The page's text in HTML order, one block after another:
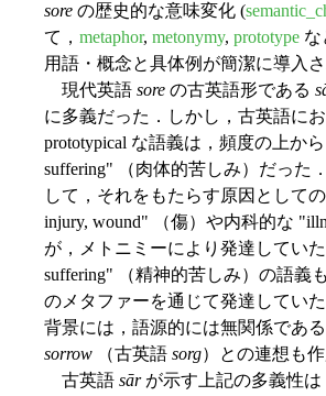
sore の歴史的な意味変化 (
て， metaphor, metonymy, prototype な
用語・概念と具体例が簡潔に導入さ
現代英語 sore の古英語形である
に多義だった．しかし，古英語に
prototypical な語義は，頻度の上か
suffering" （肉体的苦しみ）だった
して，それをもたらす原因として
injury, wound" （傷）や内科的な
が，メトニミーにより発達してい
suffering" （精神的苦しみ）の語義
のメタファーを通じて発達してい
背景には，語源的には無関係であ
sorrow （古英語 sorg）との連想も
古英語 sārが示す上記の多義性